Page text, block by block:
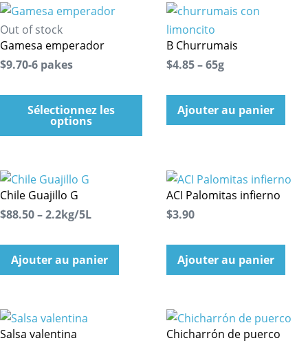
Out of stock
Gamesa emperador
$9.70-6 pakes
Sélectionnez les
options
B Churrumais
$4.85 – 65g
Ajouter au panier
Chile Guajillo G
$88.50 – 2.2kg/5L
Ajouter au panier
ACI Palomitas infierno
$3.90
Ajouter au panier
Salsa valentina
Chicharrón de puerco